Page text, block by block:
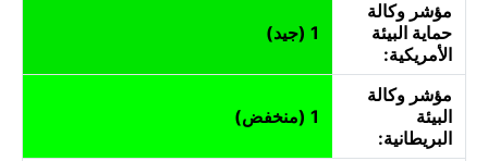
مؤشر وكالة
حماية البيئة
الأمريكية:
1 (جيد)
مؤشر وكالة
البيئة
البريطانية:
1 (منخفض)